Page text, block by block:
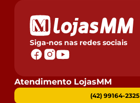
Siga-nos nas redes sociais
Atendimento LojasMM
(42) 99164-2325